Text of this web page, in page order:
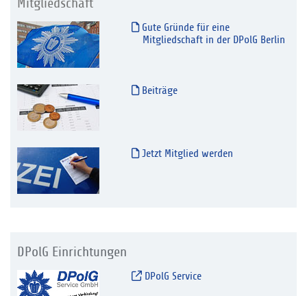
Mitgliedschaft
Gute Gründe für eine
Mitgliedschaft in der DPolG Berlin
Beiträge
Jetzt Mitglied werden
DPolG Einrichtungen
DPolG Service